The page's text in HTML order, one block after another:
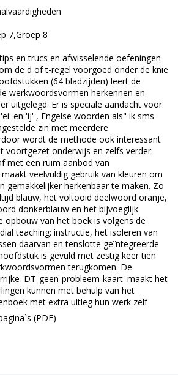
7,Groep 8
en trucs en afwisselende oefeningen
de d of t-regel voorgoed onder de knie
(64 bladzijden) leert de
werkwoordsvormen herkennen en
uitgelegd. Er is speciale aandacht voor
en 'ij' , Engelse woorden als" ik sms-
zin met meerdere
wordt de methode ook interessant
voortgezet onderwijs en zelfs verder.
met een ruim aanbod van
veelvuldig gebruik van kleuren om
gemakkelijker herkenbaar te maken. Zo
blauw, het voltooid deelwoord oranje,
donkerblauw en het bijvoeglijk
opbouw van het boek is volgens de
teaching: instructie, het isoleren van
daarvan en tenslotte geïntegreerde
is gevuld met zestig keer tien
terugkomen. De
'DT-geen-probleem-kaart' maakt het
kunnen met behulp van het
met extra uitleg hun werk zelf
(PDF)